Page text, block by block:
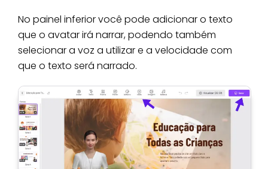
No painel inferior você pode adicionar o texto
que o avatar irá narrar, podendo também
selecionar a voz a utilizar e a velocidade com
que o texto será narrado.